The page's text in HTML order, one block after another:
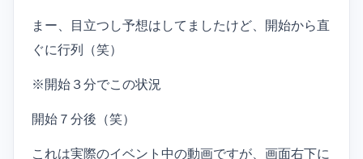
まー、目立つし予想はしてましたけど、開始から直
ぐに行列（笑）
※開始３分でこの状況
開始７分後（笑）
これは実際のイベント中の動画ですが、画面右下に